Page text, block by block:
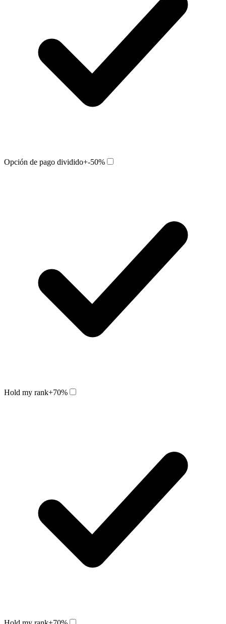
Opción de pago dividido+-50%
Hold my rank+70%